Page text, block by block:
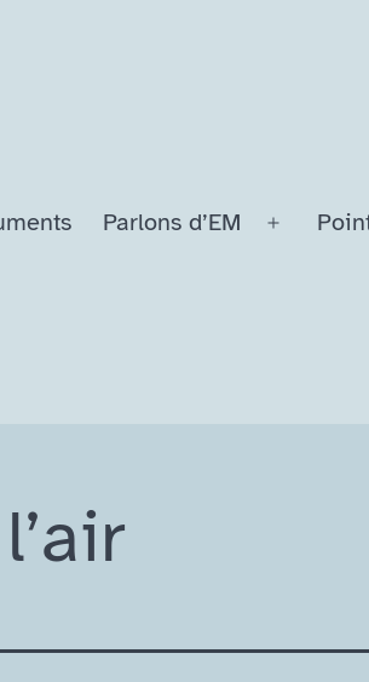
Parlons d’EM
Ouvrir